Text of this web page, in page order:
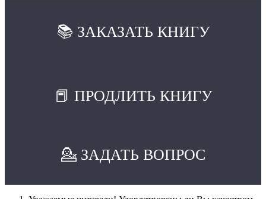
📚 ЗАКАЗАТЬ КНИГУ
📕 ПРОДЛИТЬ КНИГУ
💁 ЗАДАТЬ ВОПРОС